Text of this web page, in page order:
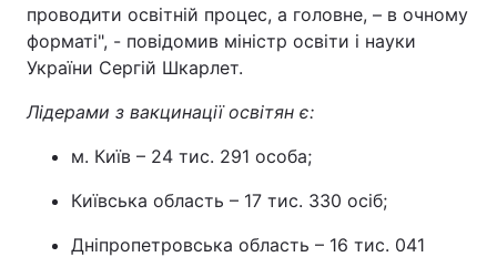
проводити освітній процес, а головне, – в очному
форматі", - повідомив міністр освіти і науки
України Сергій Шкарлет.
Лідерами з вакцинації освітян є:
м. Київ – 24 тис. 291 особа;
Київська область – 17 тис. 330 осіб;
Дніпропетровська область – 16 тис. 041